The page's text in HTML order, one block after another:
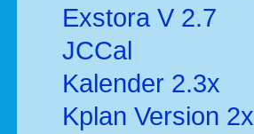
Exstora V 2.7
JCCal
Kalender 2.3x
Kplan Version 2x